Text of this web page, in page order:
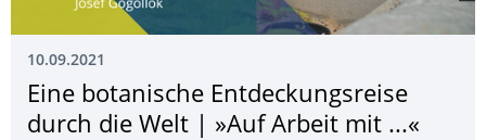
10.09.2021
Eine botanische Entdeckungsreise
durch die Welt | »Auf Arbeit mit ...«